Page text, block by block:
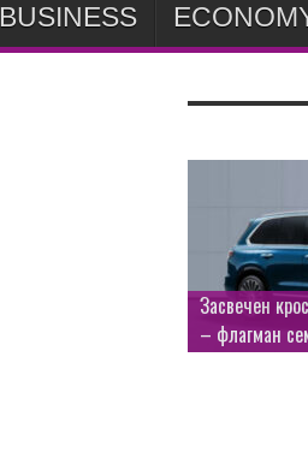
BUSINESS
Засвечен
– флагман